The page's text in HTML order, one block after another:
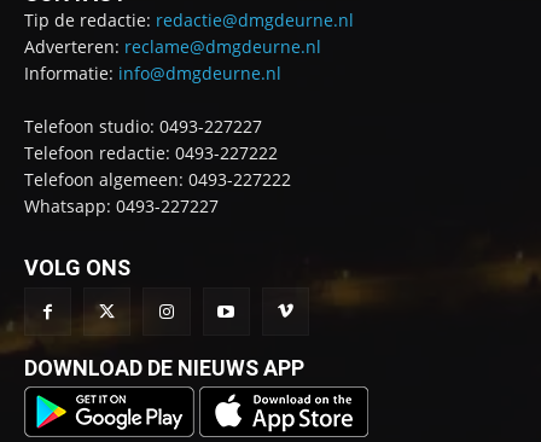
Tip de redactie: redactie@dmgdeurne.nl
Adverteren: reclame@dmgdeurne.nl
Informatie: info@dmgdeurne.nl
Telefoon studio: 0493-227227
Telefoon redactie: 0493-227222
Telefoon algemeen: 0493-227222
Whatsapp: 0493-227227
VOLG ONS
DOWNLOAD DE NIEUWS APP